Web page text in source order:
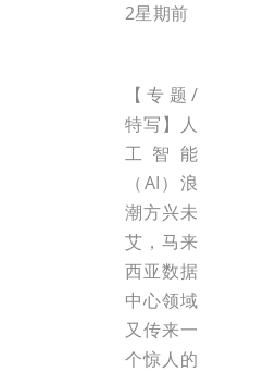
2星期前
【专题/
特写】人
工智能
（AI）浪
潮方兴未
艾，马来
西亚数据
中心领域
又传来一
个惊人的